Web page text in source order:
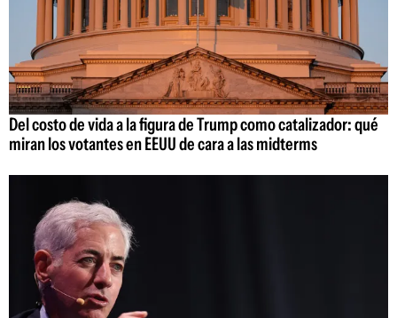
Del costo de vida a la figura de Trump como catalizador: qué
miran los votantes en EEUU de cara a las midterms